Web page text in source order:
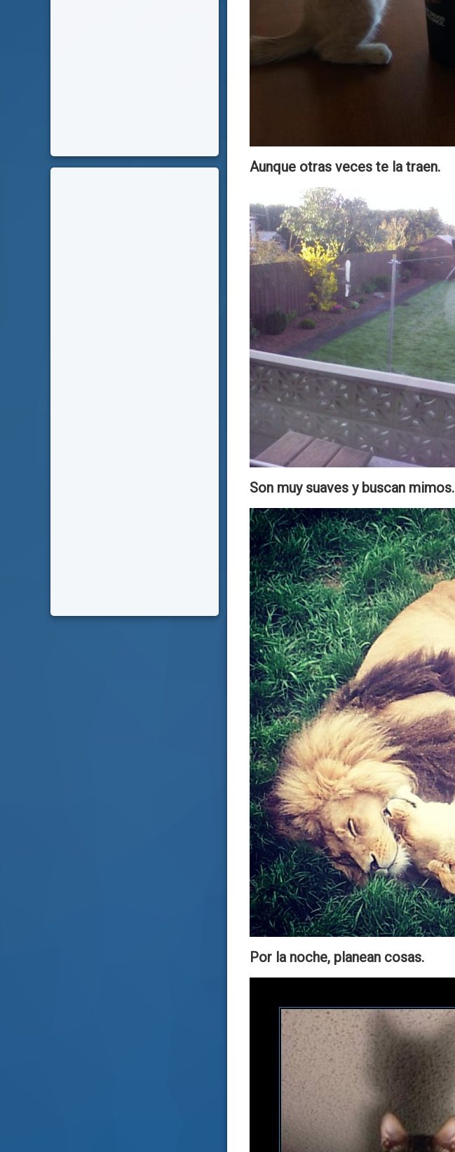
Aunque otras veces te la traen.
Son muy suaves y buscan mimos.
Por la noche, planean cosas.